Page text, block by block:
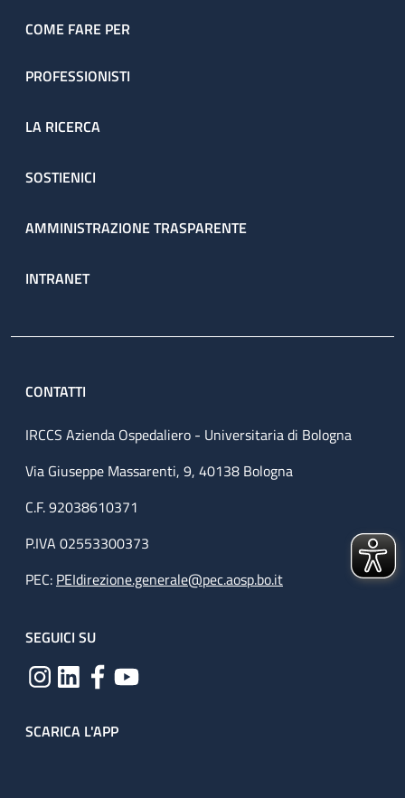
COME FARE PER
PROFESSIONISTI
LA RICERCA
SOSTIENICI
AMMINISTRAZIONE TRASPARENTE
INTRANET
CONTATTI
IRCCS Azienda Ospedaliero - Universitaria di Bologna
Via Giuseppe Massarenti, 9, 40138 Bologna
C.F. 92038610371
P.IVA 02553300373
PEC: PEIdirezione.generale@pec.aosp.bo.it
SEGUICI SU
SCARICA L'APP